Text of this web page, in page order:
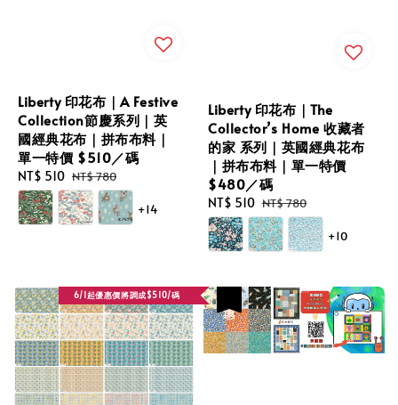
Liberty 印花布｜A Festive
Collection節慶系列｜英
國經典花布｜拼布布料｜
單一特價 $510／碼
Sale
price
NT$ 510 Regular
price
NT$ 780
+14
Liberty 印花布｜The
Collector’s Home 收藏者
的家 系列｜英國經典花布
｜拼布布料｜單一特價
$480／碼
Sale
price
NT$ 510 Regular
price
NT$ 780
+10
6/1起優惠價將調成$510/碼